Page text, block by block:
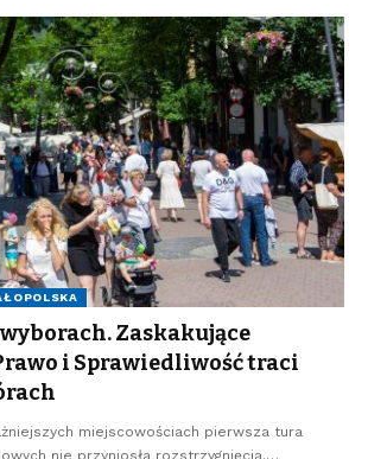
Zaskakujące
i Sprawiedliwość traci
miejscowościach pierwsza tura
nie przyniosła rozstrzygnięcia.…